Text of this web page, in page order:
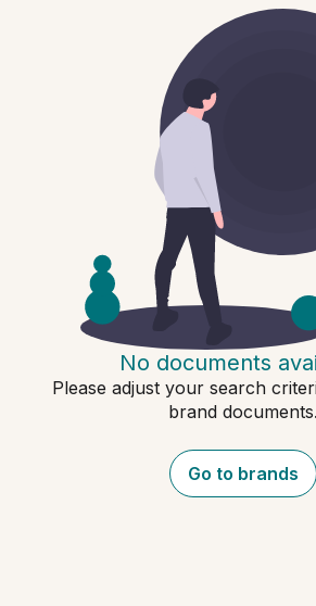
No documents
Please adjust your search
brand documents.
Go to brands